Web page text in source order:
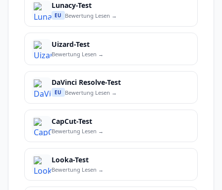
Lunacy-Test
EU Bewertung Lesen →
Uizard-Test
Bewertung Lesen →
DaVinci Resolve-Test
EU Bewertung Lesen →
CapCut-Test
Bewertung Lesen →
Looka-Test
Bewertung Lesen →